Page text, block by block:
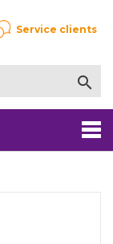

Service clients